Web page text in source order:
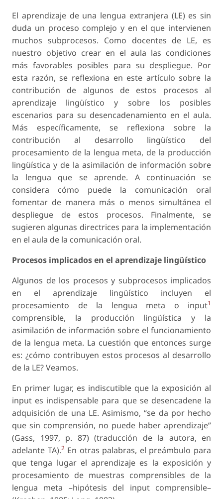
El aprendizaje de una lengua extranjera (LE) es sin
duda un proceso complejo y en el que intervienen
muchos subprocesos. Como docentes de LE, es
nuestro objetivo crear en el aula las condiciones
más favorables posibles para su despliegue. Por
esta razón, se reflexiona en este artículo sobre la
contribución de algunos de estos procesos al
aprendizaje lingüístico y sobre los posibles
escenarios para su desencadenamiento en el aula.
Más específicamente, se reflexiona sobre la
contribución al desarrollo lingüístico del
procesamiento de la lengua meta, de la producción
lingüística y de la asimilación de información sobre
la lengua que se aprende. A continuación se
considera cómo puede la comunicación oral
fomentar de manera más o menos simultánea el
despliegue de estos procesos. Finalmente, se
sugieren algunas directrices para la implementación
en el aula de la comunicación oral.
Procesos implicados en el aprendizaje lingüístico
Algunos de los procesos y subprocesos implicados
en el aprendizaje lingüístico incluyen el
procesamiento de la lengua meta o input1
comprensible, la producción lingüística y la
asimilación de información sobre el funcionamiento
de la lengua meta. La cuestión que entonces surge
es: ¿cómo contribuyen estos procesos al desarrollo
de la LE? Veamos.
En primer lugar, es indiscutible que la exposición al
input es indispensable para que se desencadene la
adquisición de una LE. Asimismo, “se da por hecho
que sin comprensión, no puede haber aprendizaje”
(Gass, 1997, p. 87) (traducción de la autora, en
adelante TA).2En otras palabras, el preámbulo para
que tenga lugar el aprendizaje es la exposición y
procesamiento de muestras comprensibles de la
lengua meta –hipótesis del input comprensible–